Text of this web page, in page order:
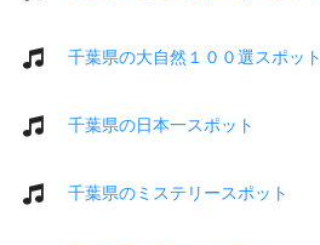
千葉県の大自然１００選スポット
千葉県の日本一スポット
千葉県のミステリースポット